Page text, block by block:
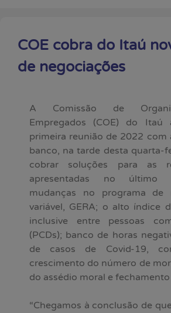
COE cobra do Itaú
de negociações
A Comissão de
Empregados (COE) do Itaú
primeira reunião de 2022 com
banco, na tarde desta quarta-
cobrar soluções para as
apresentadas no último
mudanças no programa de
variável, GERA; o alto índice
inclusive entre pessoas
(PCDs); banco de horas
de casos de Covid-19,
crescimento do número de
do assédio moral e
“Chegamos à conclusão de